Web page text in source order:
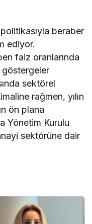
politikasıyla beraber
ediyor.
faiz oranlarında
sektörel
rağmen, yılın
ön plana
Yönetim Kurulu
sektörüne dair